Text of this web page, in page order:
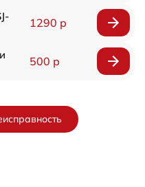
1290 р
500 р